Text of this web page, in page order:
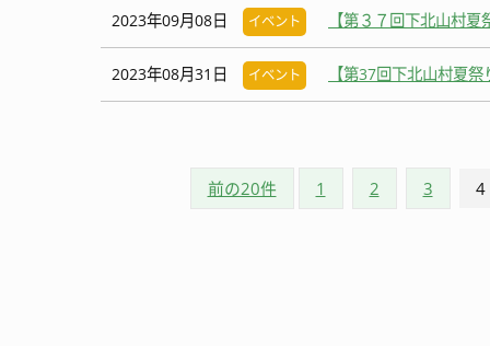
2023年09月08日 イベント 【第３７回下北山村
2023年08月31日 イベント 【第37回下北山村夏
前の20件 1 2 3 4